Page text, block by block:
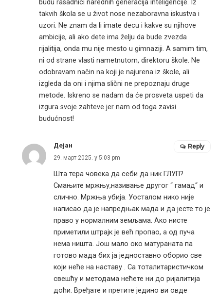
budu rasadnici narednih generacija inteligencije. Iz
takvih škola se u život nose nezaboravna iskustva i
uzori. Ne znam da li imate decu i kakve su njihove
ambicije, ali ako dete ima želju da bude zvezda
rijalitija, onda mu nije mesto u gimnaziji. A samim tim,
ni od strane vlasti nametnutom, direktoru škole. Ne
odobravam način na koji je najurena iz škole, ali
izgleda da oni i njima slični ne prepoznaju druge
metode. Iskreno se nadam da će prosveta uspeti da
izgura svoje zahteve jer nam od toga zavisi
budućnost!
Дејан
29. март 2025. у 5:03 pm
Шта тера човека да себи да ник ГЛУП?
Смањите мржњу,називање другог “ гамад“ и
слично. Мржња убија. Уосталом нико није
написао да је напредњак мада и да јесте то је
право у нормалним земљама. Ако нисте
приметили штрајк је већ пропао, а од пуча
нема ништа. Још мало око матураната па
готово мада бих ја једноставно оборио све
који неће на наставу . Са тоталитаристичком
свешћу и методама нећете ни до ријалитија
доћи. Вређате и претите једино ви овде
Reply